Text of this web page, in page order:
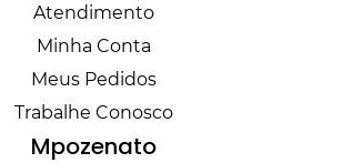
Atendimento
Minha Conta
Meus Pedidos
Trabalhe Conosco
Mpozenato